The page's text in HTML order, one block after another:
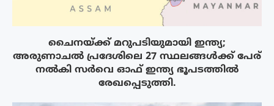
ചൈനയ്ക്ക് മറുപടിയുമായി ഇന്ത്യ;
അരുണാചൽ പ്രദേശിലെ 27 സ്ഥലങ്ങൾക്ക് പേര്
നൽകി സർവെ ഓഫ് ഇന്ത്യ ഭൂപടത്തിൽ
രേഖപ്പെടുത്തി.